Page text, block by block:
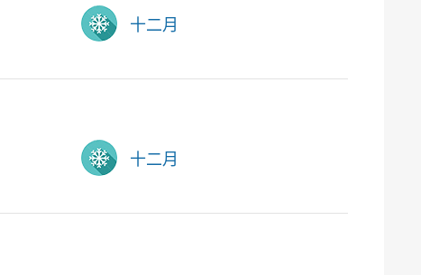
十二月
十二月